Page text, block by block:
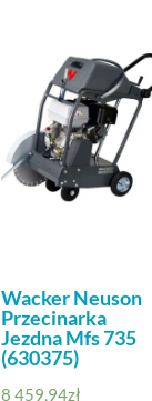
Wacker Neuson
Przecinarka
Jezdna Mfs 735
(630375)
8 459,94zł